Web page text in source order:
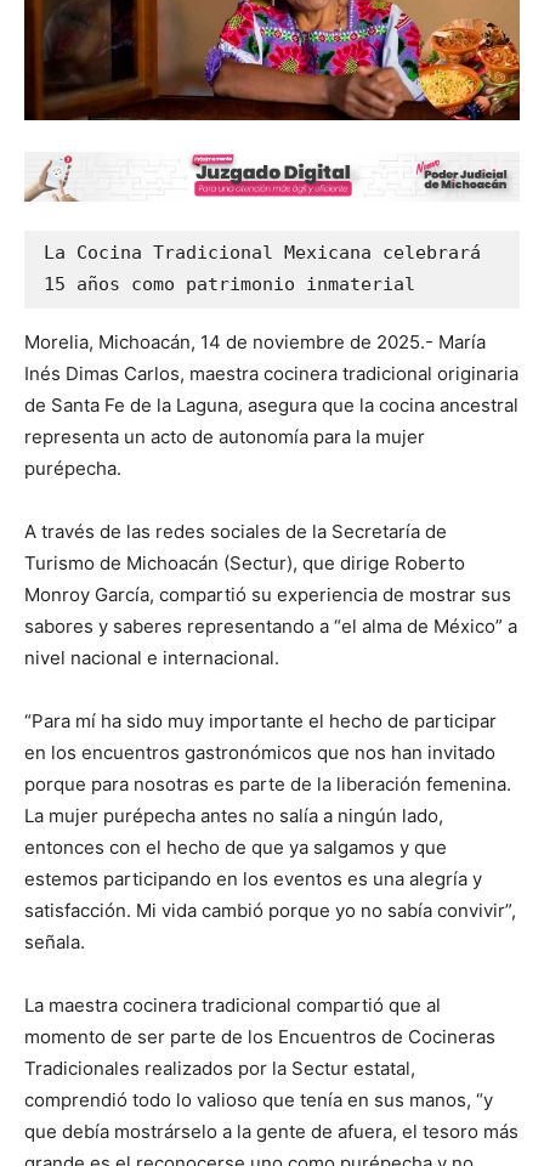
La Cocina Tradicional Mexicana celebrará
15 años como patrimonio inmaterial
Morelia, Michoacán, 14 de noviembre de 2025.- María
Inés Dimas Carlos, maestra cocinera tradicional originaria
de Santa Fe de la Laguna, asegura que la cocina ancestral
representa un acto de autonomía para la mujer
purépecha.
A través de las redes sociales de la Secretaría de
Turismo de Michoacán (Sectur), que dirige Roberto
Monroy García, compartió su experiencia de mostrar sus
sabores y saberes representando a “el alma de México” a
nivel nacional e internacional.
“Para mí ha sido muy importante el hecho de participar
en los encuentros gastronómicos que nos han invitado
porque para nosotras es parte de la liberación femenina.
La mujer purépecha antes no salía a ningún lado,
entonces con el hecho de que ya salgamos y que
estemos participando en los eventos es una alegría y
satisfacción. Mi vida cambió porque yo no sabía convivir”,
señala.
La maestra cocinera tradicional compartió que al
momento de ser parte de los Encuentros de Cocineras
Tradicionales realizados por la Sectur estatal,
comprendió todo lo valioso que tenía en sus manos, “y
que debía mostrárselo a la gente de afuera, el tesoro más